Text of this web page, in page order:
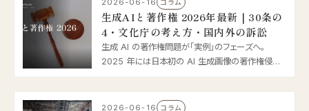
2026-06-16 コラム
生成AIと著作権 2026年最新｜30条の
4・文化庁の考え方・国内外の訴訟
生成 AI の著作権問題が「実例」のフェーズへ。
2025 年には日本初の AI 生成画像の著作権侵害
え、企業が実務で気をつけるべき点を 2026 年最新
2026-06-16 コラム